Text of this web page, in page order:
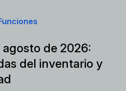
de 2026:
del inventario y